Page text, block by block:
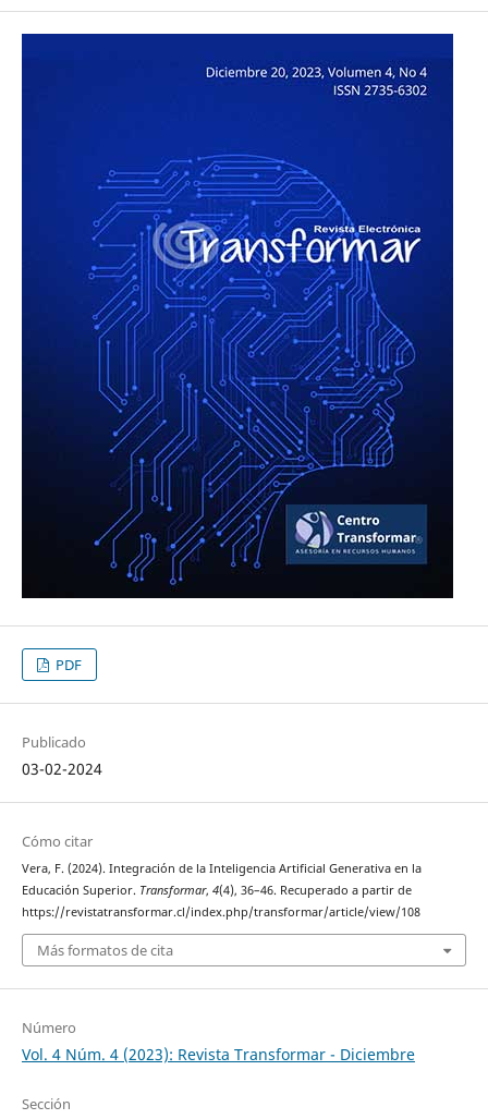
PDF
Publicado
03-02-2024
Cómo citar
Vera, F. (2024). Integración de la Inteligencia Artificial Generativa en la
Educación Superior. Transformar, 4(4), 36–46. Recuperado a partir de
https://revistatransformar.cl/index.php/transformar/article/view/108
Más formatos de cita
Número
Vol. 4 Núm. 4 (2023): Revista Transformar - Diciembre
Sección